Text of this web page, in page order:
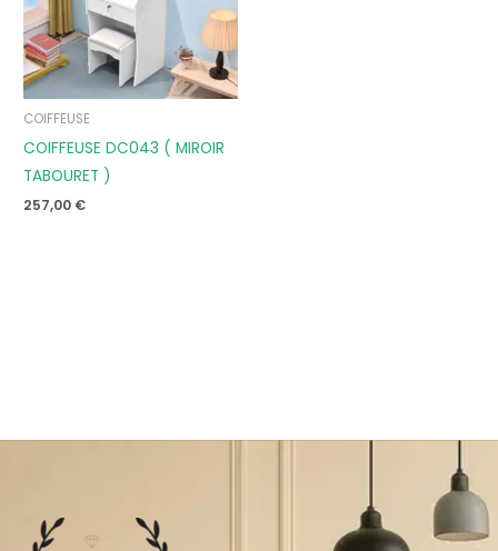
COIFFEUSE
COIFFEUSE DC043 ( MIROIR
TABOURET )
257,00 €